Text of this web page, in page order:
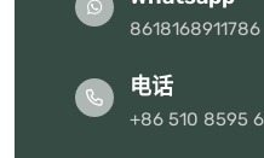
8618168911786
电话
+86 510 8595